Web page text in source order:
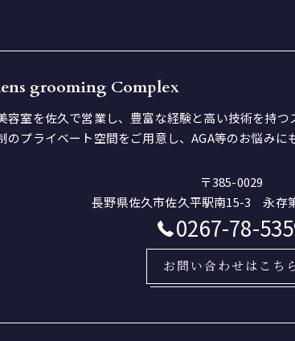
grooming Complex
容室を佐久で営業し、豊富な経験と高い技術を持
のプライベート空間をご用意し、AGA等のお悩みに
〒385-0029
長野県佐久市佐久平駅南15-3 永存
0267-78-
お問い合わせはこち